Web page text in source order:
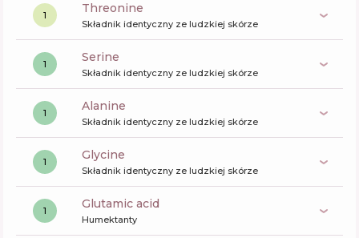
1 Threonine
Składnik identyczny ze ludzkiej skórze
1 serine
Składnik identyczny ze ludzkiej skórze
1 alanine
Składnik identyczny ze ludzkiej skórze
1 glycine
Składnik identyczny ze ludzkiej skórze
1 glutamic acid
Humektanty